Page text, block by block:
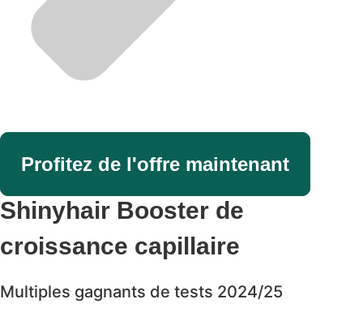
Profitez de l'offre maintenant
Shinyhair Booster de
croissance capillaire
Multiples gagnants de tests 2024/25